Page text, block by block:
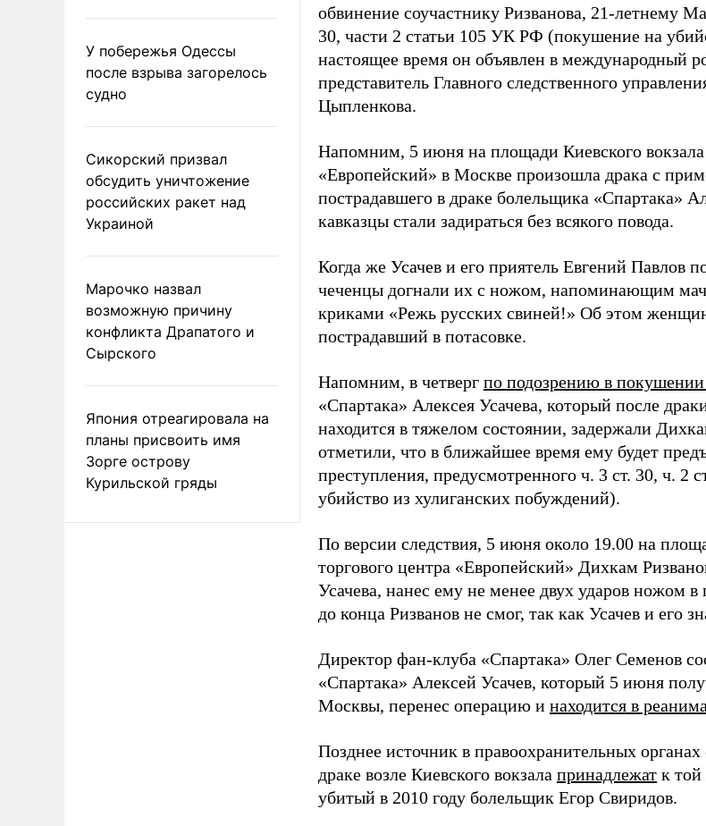
У побережья Одессы
после взрыва загорелось
судно
Сикорский призвал
обсудить уничтожение
российских ракет над
Украиной
Марочко назвал
возможную причину
конфликта Драпатого и
Сырского
Япония отреагировала на
планы присвоить имя
Зорге острову
Курильской гряды
обвинение соучастнику Ризванова, 21-летнему
30, части 2 статьи 105 УК РФ (покушение на
настоящее время он объявлен в международный
представитель Главного следственного
Цыпленкова.
Напомним, 5 июня на площади Киевского вокзала
«Европейский» в Москве произошла драка с
пострадавшего в драке болельщика «Спартака»
кавказцы стали задираться без всякого повода.
Когда же Усачев и его приятель Евгений Павлов
чеченцы догнали их с ножом, напоминающим
криками «Режь русских свиней!» Об этом
пострадавший в потасовке.
Напомним, в четверг по подозрению в покушении
«Спартака» Алексея Усачева, который после
находится в тяжелом состоянии, задержали
отметили, что в ближайшее время ему будет
преступления, предусмотренного ч. 3 ст. 30, ч.
убийство из хулиганских побуждений).
По версии следствия, 5 июня около 19.00 на
торгового центра «Европейский» Дихкам
Усачева, нанес ему не менее двух ударов ножом в
до конца Ризванов не смог, так как Усачев и его
Директор фан-клуба «Спартака» Олег Семенов
«Спартака» Алексей Усачев, который 5 июня
Москвы, перенес операцию и находится в
Позднее источник в правоохранительных
драке возле Киевского вокзала принадлежат к той
убитый в 2010 году болельщик Егор Свиридов.